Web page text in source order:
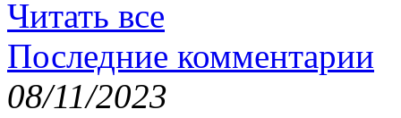
Читать все
Последние комментарии
08/11/2023